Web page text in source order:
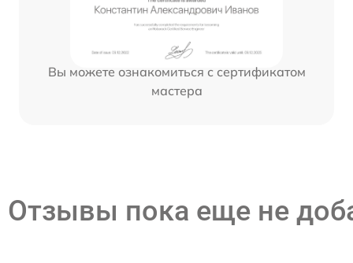
Вы можете ознакомиться с сертификатом
мастера
Отзывы пока еще не